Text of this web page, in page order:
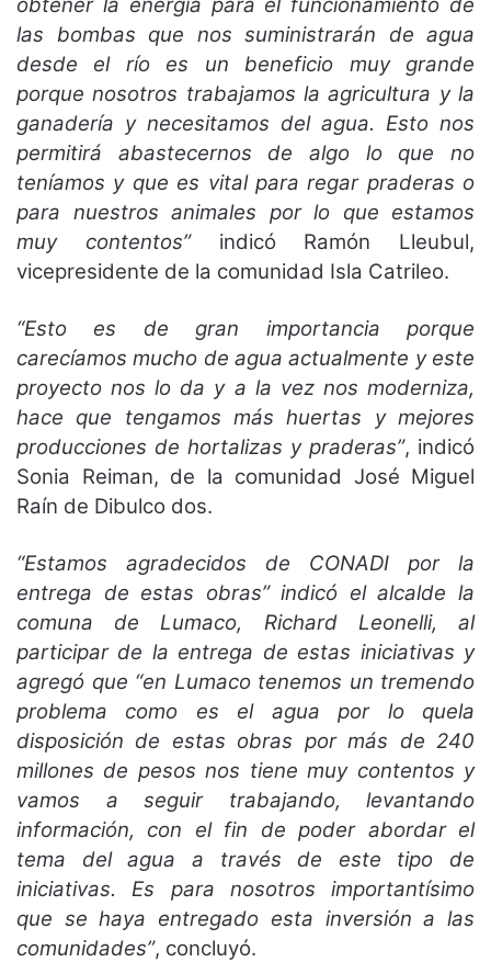
las bombas que nos suministrarán de agua
desde el río es un beneficio muy grande
porque nosotros trabajamos la agricultura y la
ganadería y necesitamos del agua. Esto nos
permitirá abastecernos de algo lo que no
teníamos y que es vital para regar praderas o
para nuestros animales por lo que estamos
muy contentos”indicó Ramón Lleubul,
vicepresidente de la comunidad Isla Catrileo.
“Esto es de gran importancia porque
carecíamos mucho de agua actualmente y este
proyecto nos lo da y a la vez nos moderniza,
hace que tengamos más huertas y mejores
producciones de hortalizas y praderas”, indicó
Sonia Reiman, de la comunidad José Miguel
Raín de Dibulco dos.
“Estamos agradecidos de CONADI por la
entrega de estas obras” indicó el alcalde la
comuna de Lumaco, Richard Leonelli, al
participar de la entrega de estas iniciativas y
agregó que “en Lumaco tenemos un tremendo
problema como es el agua por lo quela
disposición de estas obras por más de 240
millones de pesos nos tiene muy contentos y
vamos a seguir trabajando, levantando
información, con el fin de poder abordar el
tema del agua a través de este tipo de
iniciativas. Es para nosotros importantísimo
que se haya entregado esta inversión a las
comunidades”, concluyó.